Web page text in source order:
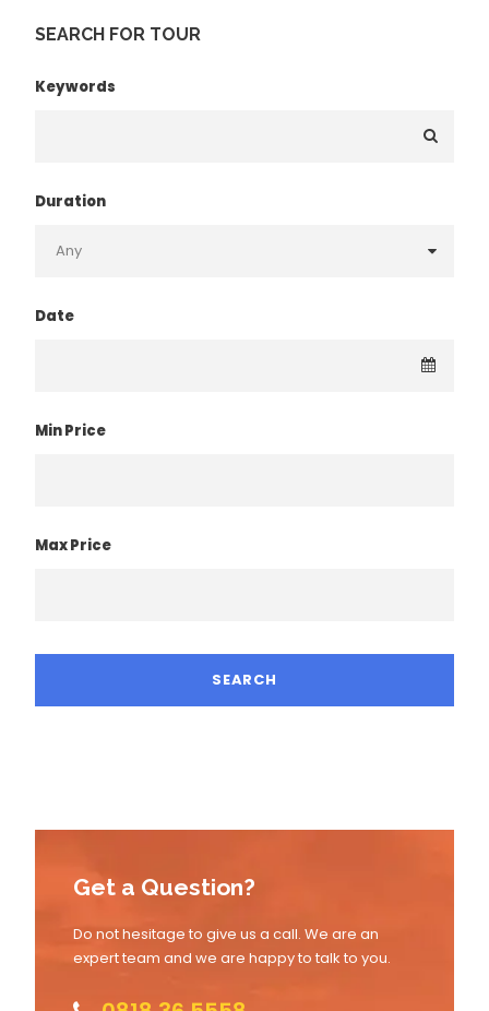
SEARCH FOR TOUR
Keywords
Duration
Date
Min Price
Max Price
Get a Question?
Do not hesitage to give us a call. We are an
expert team and we are happy to talk to you.